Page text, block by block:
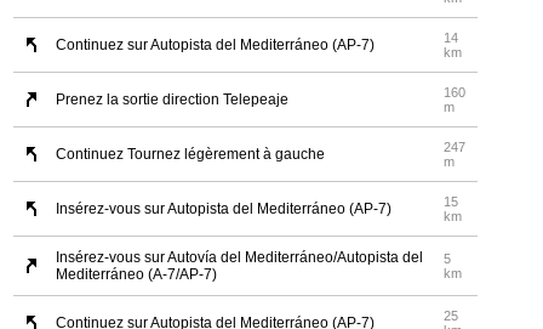
Continuez sur Autopista del Mediterráneo (AP-7)
14
km
Prenez la sortie direction Telepeaje
160
m
Continuez Tournez légèrement à gauche
247
m
Insérez-vous sur Autopista del Mediterráneo (AP-7)
15
km
Insérez-vous sur Autovía del Mediterráneo/Autopista del
Mediterráneo (A-7/AP-7)
5
km
Continuez sur Autopista del Mediterráneo (AP-7)
25